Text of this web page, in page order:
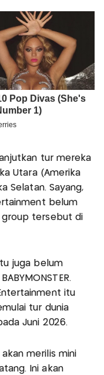
tur mereka
Utara (Amerika
Selatan. Sayang,
belum
group tersebut di
juga belum
itu
tur dunia
Juni 2026.
akan merilis mini
Ini akan